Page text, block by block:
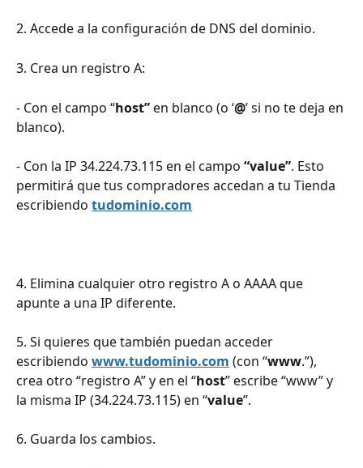
2. Accede a la configuración de DNS del dominio.
3. Crea un registro A:
- Con el campo “host” en blanco (o ‘@’ si no te deja en
blanco).
- Con la IP 34.224.73.115 en el campo “value”. Esto
permitirá que tus compradores accedan a tu Tienda
escribiendo tudominio.com
4. Elimina cualquier otro registro A o AAAA que
apunte a una IP diferente.
5. Si quieres que también puedan acceder
escribiendo www.tudominio.com (con “www.”),
crea otro “registro A” y en el “host” escribe “www” y
la misma IP (34.224.73.115) en “value”.
6. Guarda los cambios.​